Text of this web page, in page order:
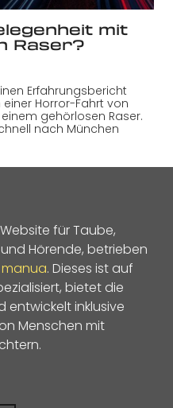
mit
Raser?
Erfahrungsbericht
Horror-Fahrt von
gehörlosen Raser.
nach München
für Taube,
Hörende, betrieben
manua. Dieses ist auf
bietet die
entwickelt inklusive
Menschen mit